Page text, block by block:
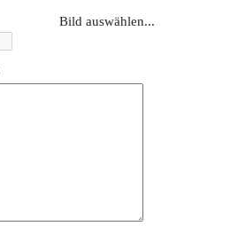
Bild auswählen...